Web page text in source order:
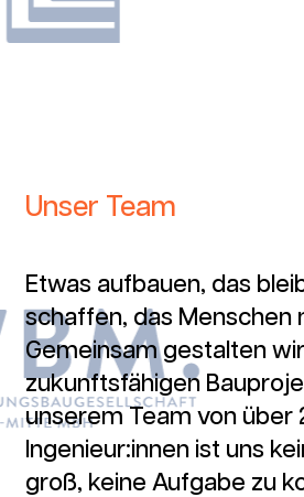
Unser Team
Etwas aufbauen, das
schaffen, das Menschen
Gemeinsam gestalten
zukunftsfähigen
unserem Team von über
Ingenieur:innen ist uns
groß, keine Aufgabe zu